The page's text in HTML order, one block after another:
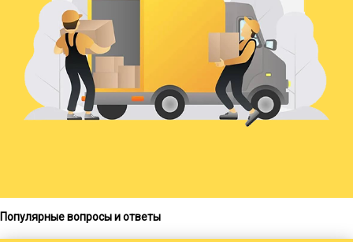
Популярные вопросы и ответы